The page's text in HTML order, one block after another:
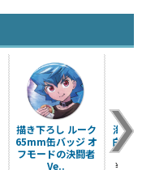
描き下ろし ルーク
65mm缶バッジ オ
フモードの決闘者
Ve..
海馬
白龍